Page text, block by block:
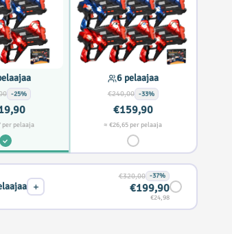
-25%
per pelaaja
6 pelaajaa
€240,00 -33%
€159,90
≈ €26,65 per pelaaja
+
€320,00 -37%
€199,90
€24,98